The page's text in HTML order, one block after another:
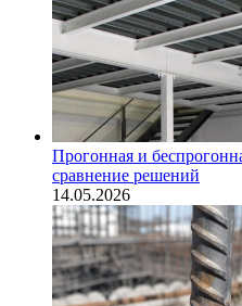
Прогонная и
сравнение решений
14.05.2026